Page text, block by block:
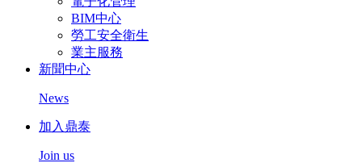
BIM中心
勞工安全衛生
業主服務
新聞中心
News
加入鼎泰
Join us